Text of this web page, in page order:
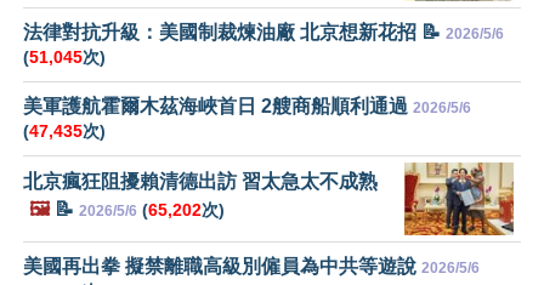
法律對抗升級：美國制裁煉油廠 北京想新花招 📝 2026/5/6
(51,045次)
美軍護航霍爾木茲海峽首日 2艘商船順利通過 2026/5/6
(47,435次)
北京瘋狂阻擾賴清德出訪 習太急太不成熟
🖼️📝 2026/5/6 (65,202次)
美國再出拳 擬禁離職高級別僱員為中共等遊說 2026/5/6